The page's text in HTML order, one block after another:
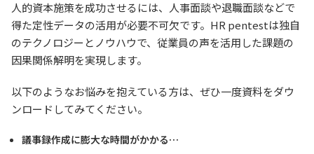
人的資本施策を成功させるには、人事面談や退職面談などで
得た定性データの活用が必要不可欠です。HR pentestは独自
のテクノロジーとノウハウで、従業員の声を活用した課題の
因果関係解明を実現します。
以下のようなお悩みを抱えている方は、ぜひ一度資料をダウ
ンロードしてみてください。
議事録作成に膨大な時間がかかる…